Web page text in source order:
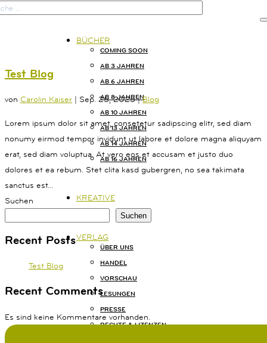
BÜCHER
COMING SOON
AB 3 JAHREN
AB 6 JAHREN
AB 8 JAHREN
AB 10 JAHREN
AB 13 JAHREN
AB 14 JAHREN
AB 16 JAHREN
KREATIVE
VERLAG
ÜBER UNS
HANDEL
VORSCHAU
LESUNGEN
PRESSE
RECHTE & LIZENZEN

START
KREATIVE
VERLAG
KONTAKT
14B
MÜNCHEN
(0)
54
825
15
Test Blog
von Carolin Kaiser | Sep. 25, 2025|Blog
Lorem ipsum dolor sit amet, consetetur sadipscing elitr, sed diam
nonumy eirmod tempor invidunt ut labore et dolore magna aliquyam
erat, sed diam voluptua. At vero eos et accusam et justo duo
dolores et ea rebum. Stet clita kasd gubergren, no sea takimata
sanctus est...
Suchen
Suchen
Recent Posts
Test Blog
Recent Comments
Es sind keine Kommentare vorhanden.